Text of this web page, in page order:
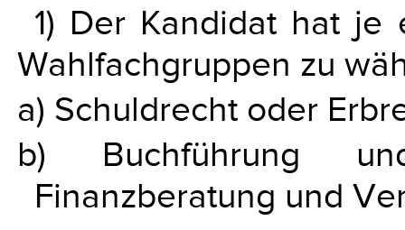
1) Der Kandidat hat
Wahlfachgruppen zu
a) Schuldrecht oder
b) Buchführung
Finanzberatung und